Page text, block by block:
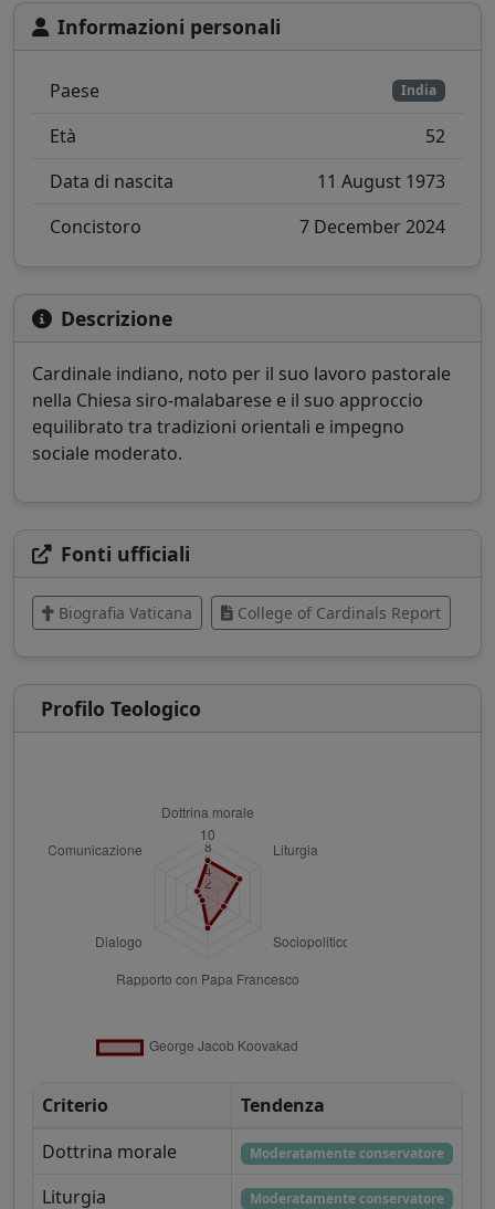
Informazioni personali
Paese India
Età
52
Data di nascita
11 August 1973
Concistoro
7 December 2024
Descrizione
Cardinale indiano, noto per il suo lavoro pastorale
nella Chiesa siro-malabarese e il suo approccio
equilibrato tra tradizioni orientali e impegno
sociale moderato.
Fonti ufficiali
Biografia Vaticana College of Cardinals Report
Profilo Teologico
Criterio
Tendenza
Dottrina morale
Moderatamente conservatore
Liturgia Moderatamente conservatore